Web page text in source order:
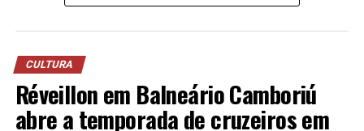
Com um pincel fofinho aplique blush e o iluminador;
CULTURA
Réveillon em Balneário Camboriú
abre a temporada de cruzeiros em